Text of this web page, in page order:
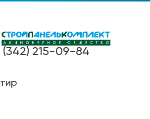
(342) 215-09-84